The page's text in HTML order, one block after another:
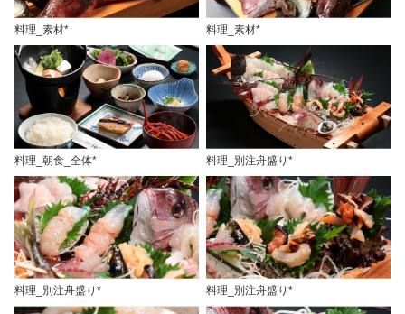
料理_素材* 料理_素材*
料理_朝食_全体* 料理_別注舟盛り*
料理_別注舟盛り* 料理_別注舟盛り*